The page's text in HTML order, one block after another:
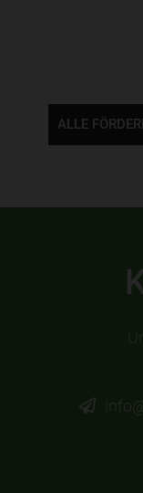
ALLE